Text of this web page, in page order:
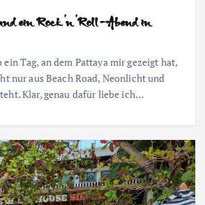
ein Rock’n’Roll-Abend in
ein Tag, an dem Pattaya mir gezeigt hat,
nur aus Beach Road, Neonlicht und
Klar, genau dafür liebe ich…